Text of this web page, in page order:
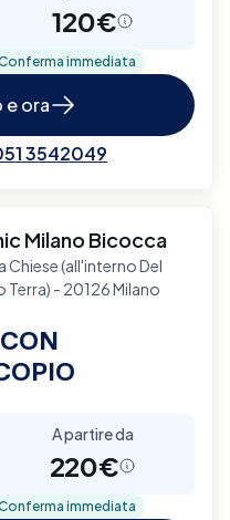
120€
immediata
e ora
3542049
Milano Bicocca
Chiese (all'interno Del
Terra) - 20126 Milano
A partire da
220€
immediata